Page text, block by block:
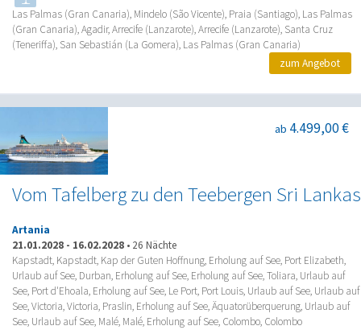
Las Palmas (Gran Canaria), Mindelo (São Vicente), Praia (Santiago), Las Palmas
(Gran Canaria), Agadir, Arrecife (Lanzarote), Arrecife (Lanzarote), Santa Cruz
(Teneriffa), San Sebastián (La Gomera), Las Palmas (Gran Canaria)
zum Angebot
Vom Tafelberg zu den Teebergen Sri Lankas
ab 4.499,00 €
Artania
21.01.2028 - 16.02.2028 • 26 Nächte
Kapstadt, Kapstadt, Kap der Guten Hoffnung, Erholung auf See, Port Elizabeth,
Urlaub auf See, Durban, Erholung auf See, Erholung auf See, Toliara, Urlaub auf
See, Port d'Ehoala, Erholung auf See, Le Port, Port Louis, Urlaub auf See, Urlaub auf
See, Victoria, Victoria, Praslin, Erholung auf See, Äquatorüberquerung, Urlaub auf
See, Urlaub auf See, Malé, Malé, Erholung auf See, Colombo, Colombo